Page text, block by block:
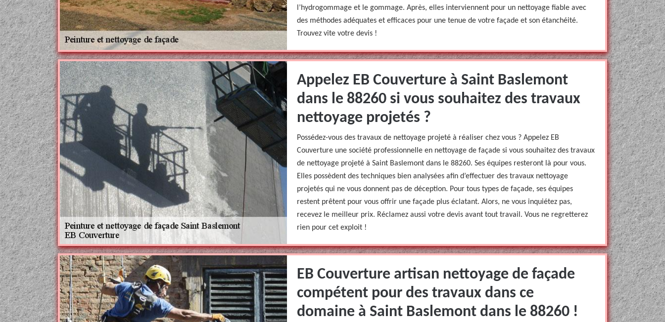
l’hydrogommage et le gommage. Après, elles interviennent pour un nettoyage fiable avec
des méthodes adéquates et efficaces pour une tenue de votre façade et son étanchéité.
Trouvez vite votre devis !
Appelez EB Couverture à Saint Baslemont
dans le 88260 si vous souhaitez des travaux
nettoyage projetés ?
Possédez-vous des travaux de nettoyage projeté à réaliser chez vous ? Appelez EB
Couverture une société professionnelle en nettoyage de façade si vous souhaitez des travaux
de nettoyage projeté à Saint Baslemont dans le 88260. Ses équipes resteront là pour vous.
Elles possèdent des techniques bien analysées afin d’effectuer des travaux nettoyage
projetés qui ne vous donnent pas de déception. Pour tous types de façade, ses équipes
restent prêtent pour vous offrir une façade plus éclatant. Alors, ne vous inquiétez pas,
recevez le meilleur prix. Réclamez aussi votre devis avant tout travail. Vous ne regretterez
rien pour cet exploit !
EB Couverture artisan nettoyage de façade
compétent pour des travaux dans ce
domaine à Saint Baslemont dans le 88260 !